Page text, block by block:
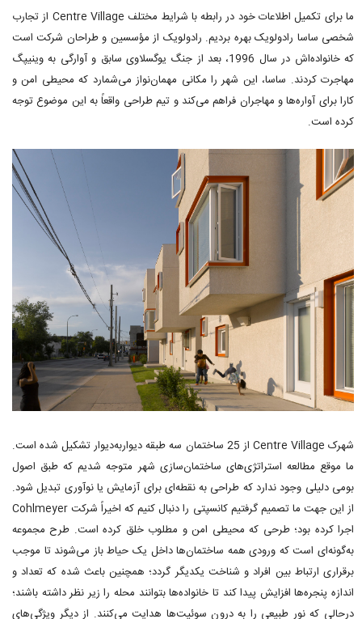
ما برای تکمیل اطلاعات خود در رابطه با شرایط مختلف Centre Village از تجارب
شخصی ساسا رادولویک بهره بردیم. رادولویک از مؤسسین و طراحان شرکت است
که خانواده‌اش در سال 1996، بعد از جنگ یوگسلاوی سابق و آوارگی به وینیپگ
مهاجرت کردند. ساسا، این شهر را مکانی مهمان‌نواز می‌شمارد که محیطی امن و
کارا برای آواره‌ها و مهاجران فراهم می‌کند و تیم طراحی واقعاً به این موضوع توجه
کرده است.
شهرک Centre Village از 25 ساختمان سه طبقه دیواربه‌دیوار تشکیل شده است.
ما موقع مطالعه استراتژی‌های ساختمان‌سازی شهر متوجه شدیم که طبق اصول
بومی دلیلی وجود ندارد که طراحی به نقطه‌ای برای آزمایش یا نوآوری تبدیل شود.
از این جهت ما تصمیم گرفتیم کانسپتی را دنبال کنیم که اخیراً شرکت Cohlmeyer
اجرا کرده بود؛ طرحی که محیطی امن و مطلوب خلق کرده است. طرح مجموعه
به‌گونه‌ای است که ورودی همه ساختمان‌ها داخل یک حیاط باز می‌شوند تا موجب
برقراری ارتباط بین افراد و شناخت یکدیگر گردد؛ همچنین باعث شده که تعداد و
اندازه پنجره‌ها افزایش پیدا کند تا خانواده‌ها بتوانند محله را زیر نظر داشته باشند؛
درحالی که نور طبیعی را به درون سوئیت‌ها هدایت می‌کنند. از دیگر ویژگی‌های